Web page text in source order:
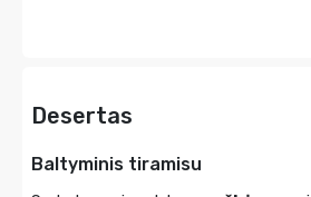
Desertas
Baltyminis tiramisu